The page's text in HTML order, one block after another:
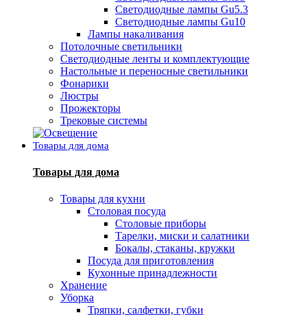
Светодиодные лампы Gu5.3
Светодиодные лампы Gu10
Лампы накаливания
Потолочные светильники
Светодиодные ленты и комплектующие
Настольные и переносные светильники
Фонарики
Люстры
Прожекторы
Трековые системы
Товары для дома
Товары для дома
Товары для кухни
Столовая посуда
Столовые приборы
Тарелки, миски и салатники
Бокалы, стаканы, кружки
Посуда для приготовления
Кухонные принадлежности
Хранение
Уборка
Тряпки, салфетки, губки